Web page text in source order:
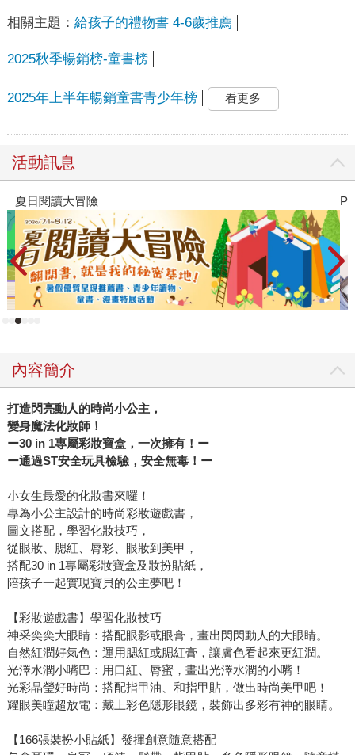
相關主題： 給孩子的禮物書 4-6歲推薦
2025秋季暢銷榜-童書榜
2025年上半年暢銷童書青少年榜 看更多
活動訊息
夏日閱讀大冒險
內容簡介
打造閃亮動人的時尚小公主，
變身魔法化妝師！
ー30 in 1專屬彩妝寶盒，一次擁有！ー
ー通過ST安全玩具檢驗，安全無毒！ー
小女生最愛的化妝書來囉！
專為小公主設計的時尚彩妝遊戲書，
圖文搭配，學習化妝技巧，
從眼妝、腮紅、脣彩、眼妝到美甲，
搭配30 in 1專屬彩妝寶盒及妝扮貼紙，
陪孩子一起實現寶貝的公主夢吧！
【彩妝遊戲書】學習化妝技巧
神采奕奕大眼睛：搭配眼影或眼膏，畫出閃閃動人的大眼睛。
自然紅潤好氣色：運用腮紅或腮紅膏，讓膚色看起來更紅潤。
光澤水潤小嘴巴：用口紅、脣蜜，畫出光澤水潤的小嘴！
光彩晶瑩好時尚：搭配指甲油、和指甲貼，做出時尚美甲吧！
耀眼美瞳超放電：戴上彩色隱形眼鏡，裝飾出多彩有神的眼睛。
【166張裝扮小貼紙】發揮創意隨意搭配